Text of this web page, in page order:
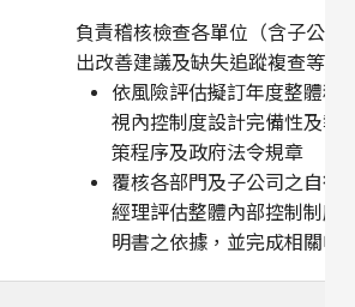
負責稽核檢查各單位（含子公司
出改善建議及缺失追蹤複查等業
依風險評估擬訂年度整體稽
視內控制度設計完備性及執
策程序及政府法令規章
覆核各部門及子公司之自行
經理評估整體內部控制制度
明書之依據，並完成相關申